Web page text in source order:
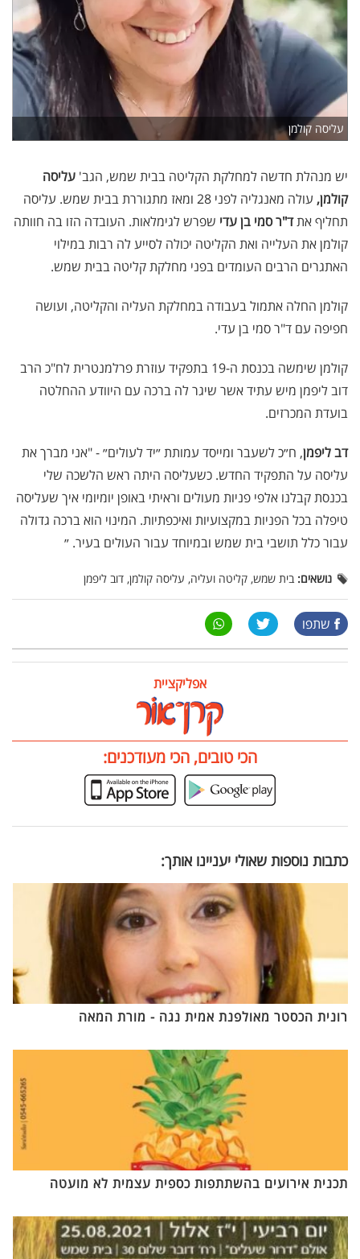
עליסה קולמן
יש מנהלת חדשה למחלקת הקליטה בבית שמש, הגב' עליסה
קולמן,
עולה מאנגליה לפני 28 ומאז מתגוררת בבית שמש. עליסה
תחליף אתד"ר סמי בן עדי שפרש לגימלאות. העובדה הזו בה חוותה
קולמן את העלייה ואת הקליטה יכולה לסייע לה רבות במילוי
האתגרים הרבים העומדים בפני מחלקת קליטה בבית שמש.
קולמן החלה אתמול בעבודה במחלקת העליה והקליטה, ועושה
חפיפה עם ד"ר סמי בן עדי.
קולמן שימשה בכנסת ה-19 בתפקיד עוזרת פרלמנטרית לח"כ הרב
דוב ליפמן מיש עתיד אשר שיגר לה ברכה עם היוודע ההחלטה
בועדת המכרזים.
דב ליפמן, ח״כ לשעבר ומייסד עמותת ״יד לעולים״ - "אני מברך את
עליסה על התפקיד החדש. כשעליסה היתה ראש הלשכה שלי
בכנסת קבלנו אלפי פניות מעולים וראיתי באופן יומיומי איך שעליסה
טיפלה בכל הפניות במקצועיות ואיכפתיות. המינוי הוא ברכה גדולה
עבור כלל תושבי בית שמש ובמיוחד עבור העולים בעיר. ״
נושאים: בית שמש, קליטה ועליה, עליסה קולמן, דוב ליפמן
שתפו
אפליקציית
הכי טובים, הכי מעודכנים:
כתבות נוספות שאולי יעניינו אותך:
רונית הכסטר מאולפנת אמית נגה - מורת המאה
תכנית אירועים בהשתתפות כספית עצמית לא מועטה